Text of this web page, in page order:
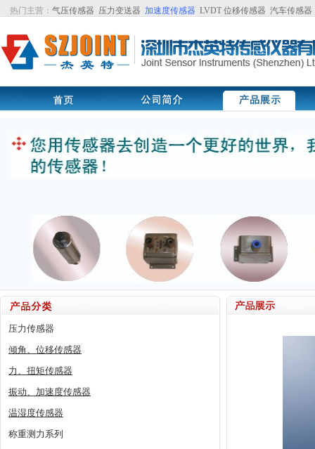
热门主营： 气压传感器 压力变送器 加速度传感器 LVDT 位移传感器 汽车传感器
压力传感器
倾角、位移传感器
力、扭矩传感器
振动、加速度传感器
温湿度传感器
称重测力系列